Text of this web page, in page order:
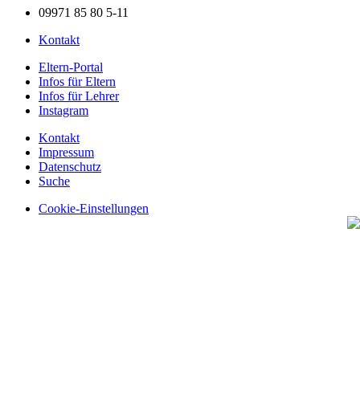
09971 85 80 5-11
Kontakt
Eltern-Portal
Infos für Eltern
Infos für Lehrer
Instagram
Kontakt
Impressum
Datenschutz
Suche
Cookie-Einstellungen